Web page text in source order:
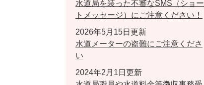
水道局を装った不審なSMS（ショー
トメッセージ）にご注意ください！
2026年5月15日更新
水道メーターの盗難にご注意くださ
い
2024年2月1日更新